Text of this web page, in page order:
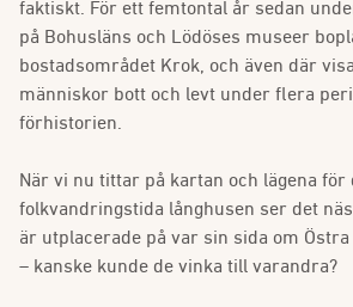
faktiskt. För ett femtontal år sedan
på Bohusläns och Lödöses museer
bostadsområdet Krok, och även där
människor bott och levt under flera
förhistorien.
När vi nu tittar på kartan och lägena för
folkvandringstida långhusen ser det
är utplacerade på var sin sida om
– kanske kunde de vinka till varandra?